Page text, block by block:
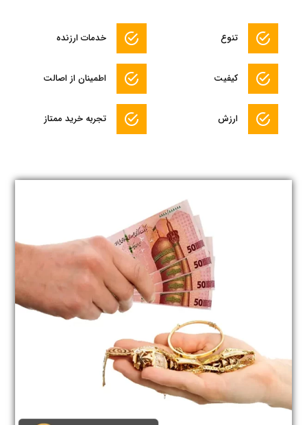
تنوع
کیفیت
ارزش
خدمات ارزنده
اطمینان از اصالت
تجربه خرید ممتاز